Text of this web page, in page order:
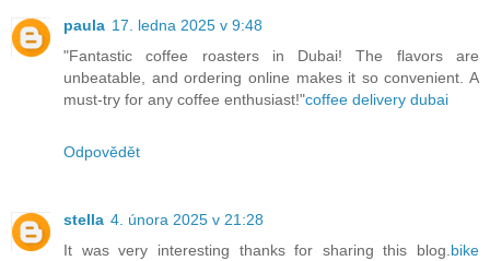
paula 17. ledna 2025 v 9:48
"Fantastic coffee roasters in Dubai! The flavors are
unbeatable, and ordering online makes it so convenient. A
must-try for any coffee enthusiast!"coffee delivery dubai
Odpovědět
stella 4. února 2025 v 21:28
It was very interesting thanks for sharing this blog.bike